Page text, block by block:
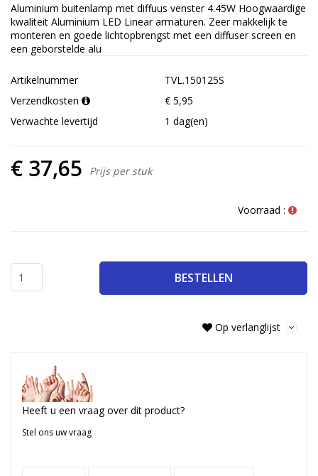
Aluminium buitenlamp met diffuus venster 4.45W Hoogwaardige
kwaliteit Aluminium LED Linear armaturen. Zeer makkelijk te
monteren en goede lichtopbrengst met een diffuser screen en
een geborstelde alu
Artikelnummer
TVL.150125S
Verzendkosten
€ 5,95
Verwachte levertijd
1 dag(en)
€ 37,65 Prijs per stuk
Voorraad :
BESTELLEN
Op verlanglijst
Heeft u een vraag over dit product?
Stel ons uw vraag